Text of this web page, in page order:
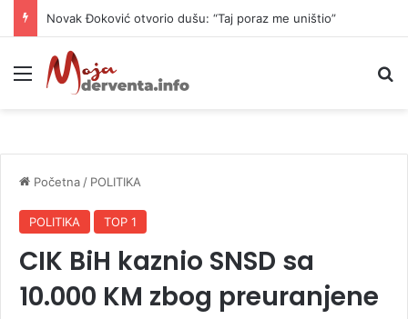
Novak Đoković otvorio dušu: “Taj poraz me uništio”
Meni
Početna / POLITIKA
POLITIKA TOP 1
CIK BiH kaznio SNSD sa
10.000 KM zbog preuranjene